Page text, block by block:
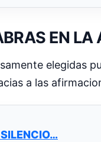
EN
elegidas
a las